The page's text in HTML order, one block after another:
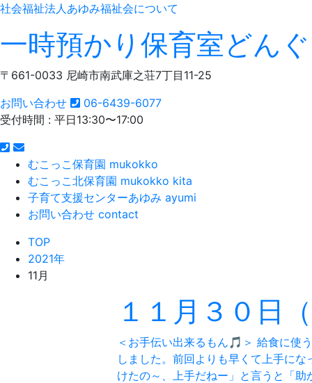
社会福祉法人あゆみ福祉会について
一時預かり保育室どん
〒661-0033 尼崎市南武庫之荘7丁目11-25
お問い合わせ
06-6439-6077
受付時間 : 平日13:30〜17:00
むこっこ保育園 mukokko
むこっこ北保育園 mukokko kita
子育て支援センターあゆみ ayumi
お問い合わせ contact
TOP
2021年
11月
１１月３０日
＜お手伝い出来るもん🎵＞ 給食に使
しました。前回よりも早くて上手に
けたの～、上手だねー」と言うと「助